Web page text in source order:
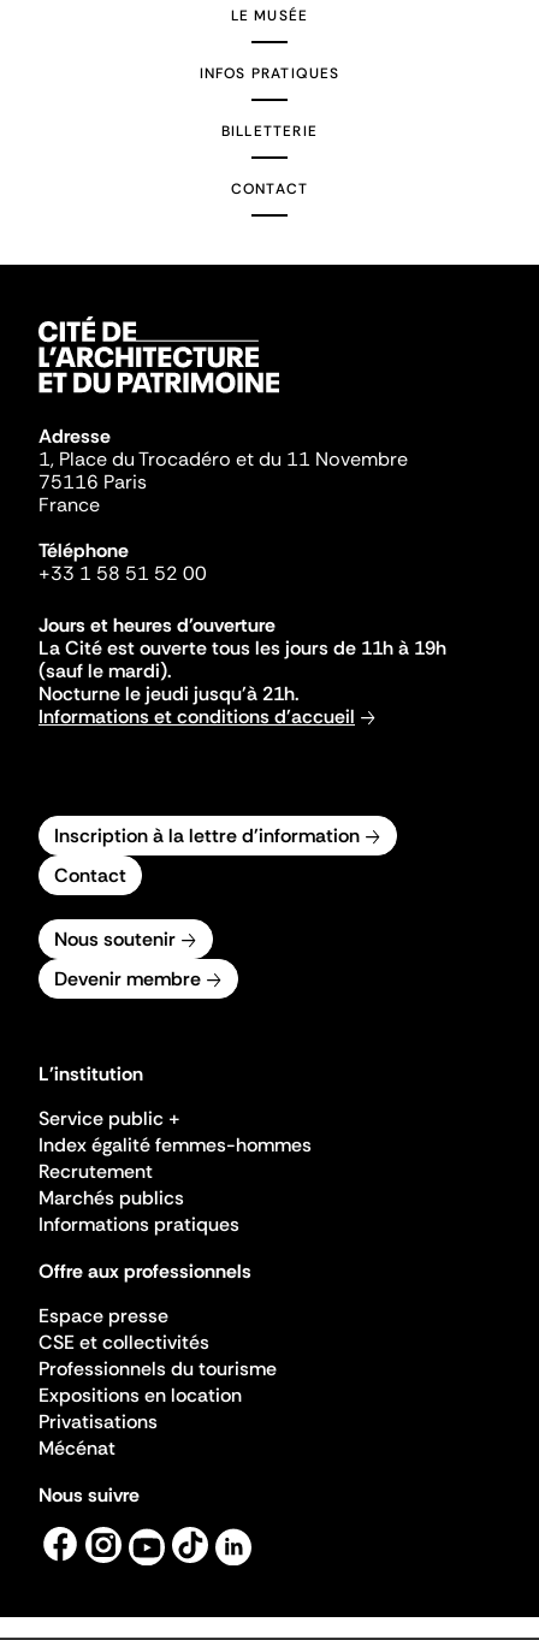
LE MUSÉE
INFOS PRATIQUES
BILLETTERIE
CONTACT
Adresse
1, Place du Trocadéro et du 11 Novembre
75116 Paris
France
Téléphone
+33 1 58 51 52 00
Jours et heures d'ouverture
La Cité est ouverte tous les jours de 11h à 19h
(sauf le mardi).
Nocturne le jeudi jusqu'à 21h.
Informations et conditions d'accueil
Inscription à la lettre d'information
Contact
Nous soutenir
Devenir membre
L'institution
Service public +
Index égalité femmes-hommes
Recrutement
Marchés publics
Informations pratiques
Offre aux professionnels
Espace presse
CSE et collectivités
Professionnels du tourisme
Expositions en location
Privatisations
Mécénat
Nous suivre